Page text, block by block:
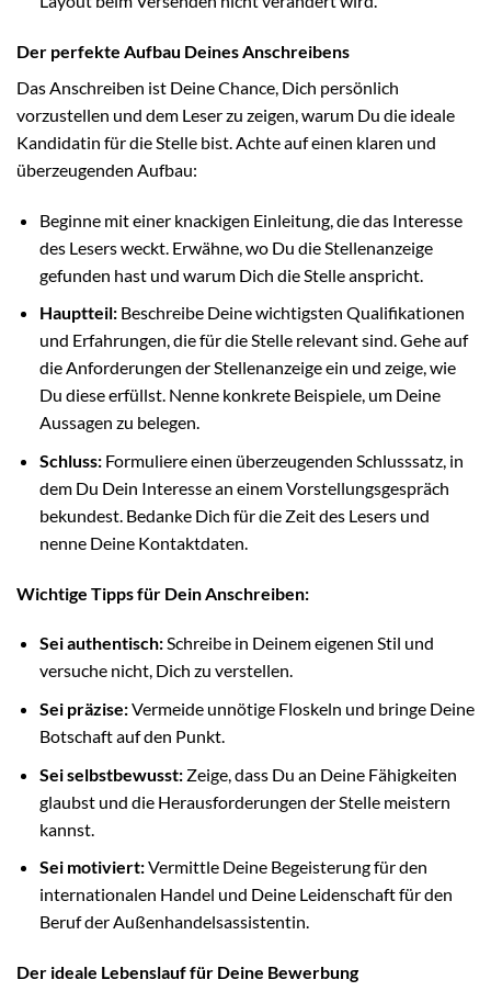
Der perfekte Aufbau Deines Anschreibens
Das Anschreiben ist Deine Chance, Dich persönlich
vorzustellen und dem Leser zu zeigen, warum Du die ideale
Kandidatin für die Stelle bist. Achte auf einen klaren und
überzeugenden Aufbau:
Beginne mit einer knackigen Einleitung, die das Interesse
des Lesers weckt. Erwähne, wo Du die Stellenanzeige
gefunden hast und warum Dich die Stelle anspricht.
Hauptteil:Beschreibe Deine wichtigsten Qualifikationen
und Erfahrungen, die für die Stelle relevant sind. Gehe auf
die Anforderungen der Stellenanzeige ein und zeige, wie
Du diese erfüllst. Nenne konkrete Beispiele, um Deine
Aussagen zu belegen.
Schluss:Formuliere einen überzeugenden Schlusssatz, in
dem Du Dein Interesse an einem Vorstellungsgespräch
bekundest. Bedanke Dich für die Zeit des Lesers und
nenne Deine Kontaktdaten.
Wichtige Tipps für Dein Anschreiben:
Sei authentisch:Schreibe in Deinem eigenen Stil und
versuche nicht, Dich zu verstellen.
Sei präzise:Vermeide unnötige Floskeln und bringe Deine
Botschaft auf den Punkt.
Sei selbstbewusst:Zeige, dass Du an Deine Fähigkeiten
glaubst und die Herausforderungen der Stelle meistern
kannst.
Sei motiviert:Vermittle Deine Begeisterung für den
internationalen Handel und Deine Leidenschaft für den
Beruf der Außenhandelsassistentin.
Der ideale Lebenslauf für Deine Bewerbung